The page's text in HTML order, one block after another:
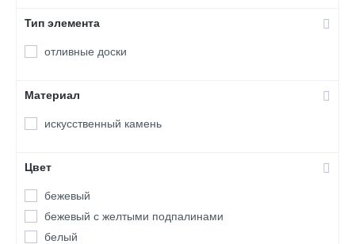
Тип элемента
отливные доски
Материал
искусственный камень
Цвет
бежевый
бежевый с желтыми подпалинами
белый